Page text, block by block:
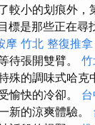
較小的划痕外
標是那些正在
摩 竹北 整復推拿
待張開雙臂。
殊的調味式哈
愉快的冷卻。
新的涼爽體驗。